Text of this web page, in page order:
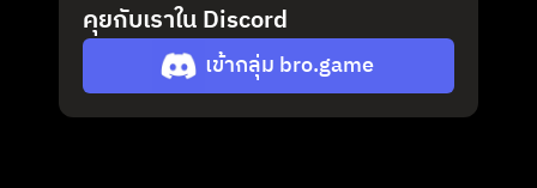
คุยกับเราใน Discord
เข้ากลุ่ม bro.game